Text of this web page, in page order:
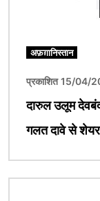
अफ़ग़ानिस्तान
प्रकाशित 15/04/
दारुल उलूम
गलत दावे से शेयर